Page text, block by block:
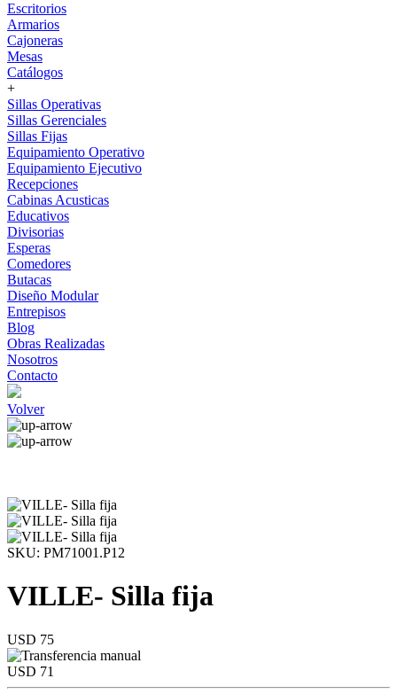
Escritorios
Armarios
Cajoneras
Mesas
Catálogos
+
Sillas Operativas
Sillas Gerenciales
Sillas Fijas
Equipamiento Operativo
Equipamiento Ejecutivo
Recepciones
Cabinas Acusticas
Educativos
Divisorias
Esperas
Comedores
Butacas
Diseño Modular
Entrepisos
Blog
Obras Realizadas
Nosotros
Contacto
Volver
SKU: PM71001.P12
VILLE- Silla fija
USD 75
USD 71